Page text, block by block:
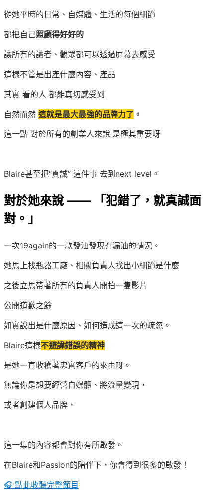
從她平時的日常、自媒體、生活的每個細節
都把自己照顧得好好的
讓所有的讀者、觀眾都可以透過屏幕去感受
這樣不管是出產什麼內容、產品
其實 看的人 都能真切感受到
自然而然 這就是最大最強的品牌力了 。
這一點 對於所有的創業人來說 是極其重要呀
Blaire甚至把“真誠” 這件事 去到next level。
對於她來說 —— 「犯錯了，就真誠面
對。」
一次19again的一款發油發現有漏油的情況。
她馬上找瓶器工廠、相關負責人找出小細節是什麼
之後立馬帶著所有的負責人開拍一隻影片
公開道歉之餘
如實說出是什麼原因、如何造成這一次的疏忽。
Blaire這樣不避諱錯誤的精神
是她一直收穫著忠實客戶的來由呀。
無論你是想要經營自媒體、將流量變現，
或者創建個人品牌，
這一集的內容都會對你有所啟發。
在Blaire和Passion的陪伴下，你會得到很多的啟發！
🎧 點此收聽完整節目